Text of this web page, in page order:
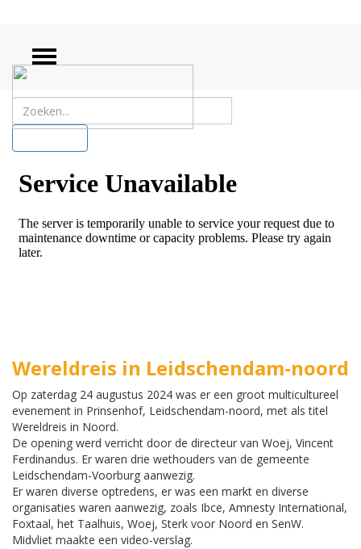
Wereldreis in Leidschendam-noord
Op zaterdag 24 augustus 2024 was er een groot multicultureel
evenement in Prinsenhof, Leidschendam-noord, met als titel
Wereldreis in Noord.
De opening werd verricht door de directeur van Woej, Vincent
Ferdinandus. Er waren drie wethouders van de gemeente
Leidschendam-Voorburg aanwezig.
Er waren diverse optredens, er was een markt en diverse
organisaties waren aanwezig, zoals Ibce, Amnesty International,
Foxtaal, het Taalhuis, Woej, Sterk voor Noord en SenW.
Midvliet maakte een video-verslag.